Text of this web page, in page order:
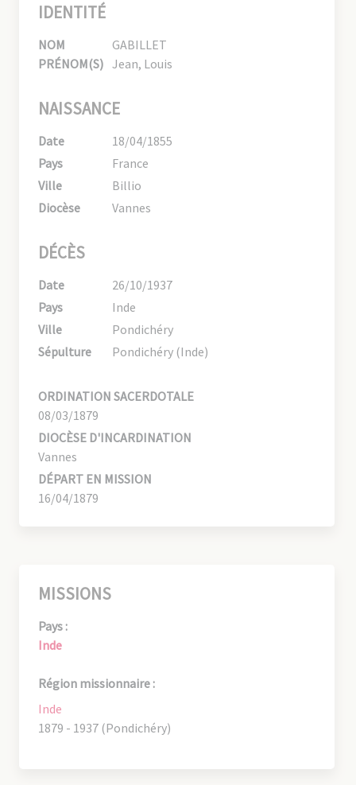
IDENTITÉ
NOM
GABILLET
PRÉNOM(S) Jean, Louis
NAISSANCE
Date
18/04/1855
Pays
France
Ville
Billio
Diocèse
Vannes
DÉCÈS
Date
26/10/1937
Pays
Inde
Ville
Pondichéry
Sépulture
Pondichéry (Inde)
ORDINATION SACERDOTALE
08/03/1879
DIOCÈSE D'INCARDINATION
Vannes
DÉPART EN MISSION
16/04/1879
MISSIONS
Pays :
Inde
Région missionnaire :
Inde
1879 - 1937 (Pondichéry)